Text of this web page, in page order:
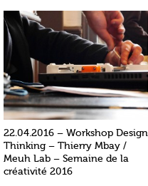
22.04.2016 – Workshop Design
Thinking – Thierry Mbay /
Meuh Lab – Semaine de la
créativité 2016